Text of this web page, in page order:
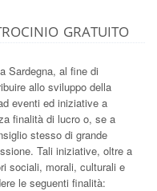
gratuito
Sardegna, al fine di
allo sviluppo della
eventi ed iniziative a
finalità di lucro o, se a
stesso di grande
Tali iniziative, oltre a
sociali, morali, culturali e
le seguenti finalità: